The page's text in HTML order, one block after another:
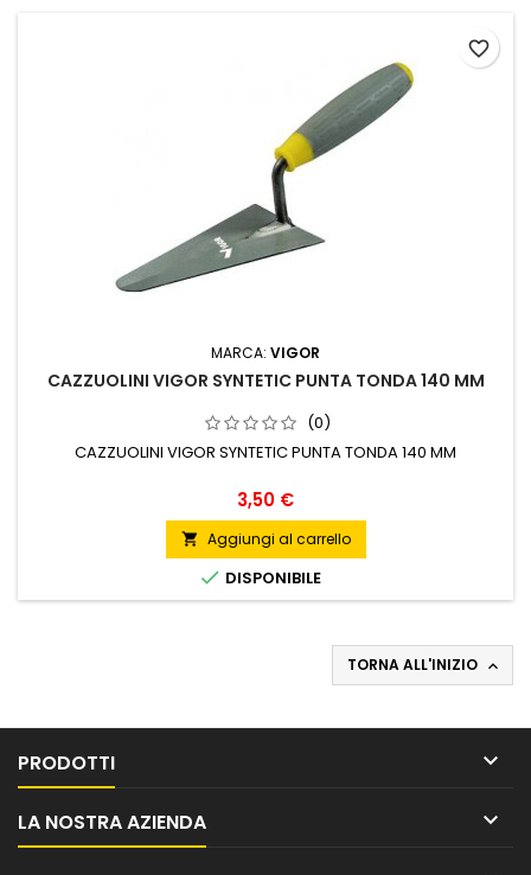
MARCA: VIGOR
CAZZUOLINI VIGOR SYNTETIC PUNTA TONDA 140 MM
(0)
CAZZUOLINI VIGOR SYNTETIC PUNTA TONDA 140 MM
Prezzo
3,50 €
 Aggiungi al carrello
 DISPONIBILE
favorite_border
TORNA ALL'INIZIO 
PRODOTTI 
LA NOSTRA AZIENDA 